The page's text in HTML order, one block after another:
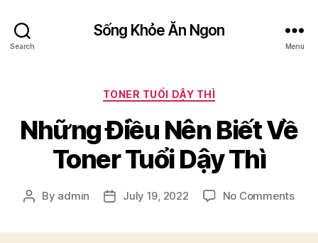
Search
Sống Khỏe Ăn Ngon
Menu
Categories
TONER TUỔI DẬY THÌ
Những Điều Nên Biết Về
Toner Tuổi Dậy Thì
Post
By admin
PostJuly 19, 2022 No Commentson